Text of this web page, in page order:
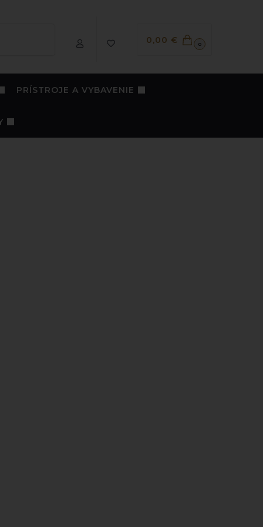
0,00 € 0
PRÍSTROJE A VYBAVENIE